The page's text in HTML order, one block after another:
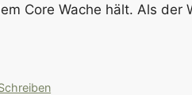
Core Wache hält. Als der